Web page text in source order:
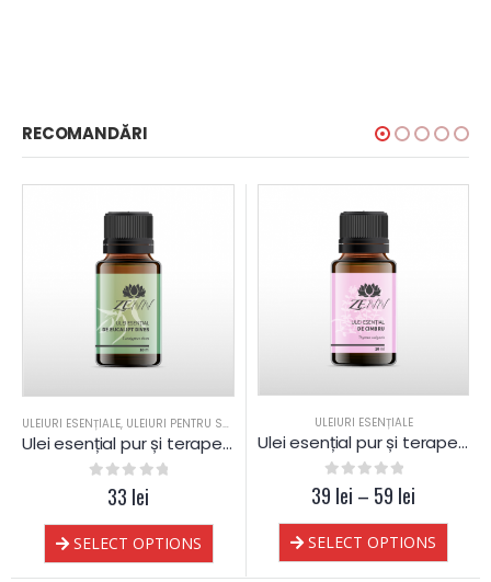
RECOMANDĂRI
ULEIURI ESENȚIALE, ULEIURI PENTRU SAUNA
Ulei esențial pur și terapeutic de Eucalipt dives
out of 5
33 lei
SELECT OPTIONS
ULEIURI ESENȚIALE
Ulei esențial pur și terapeutic de Cimbru ct. thymol
0 out of 5
39 lei – 59 lei
SELECT OPTIONS